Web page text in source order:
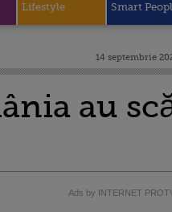
Lifestyle Smart
14 septembrie
au
Ads by INTERNET